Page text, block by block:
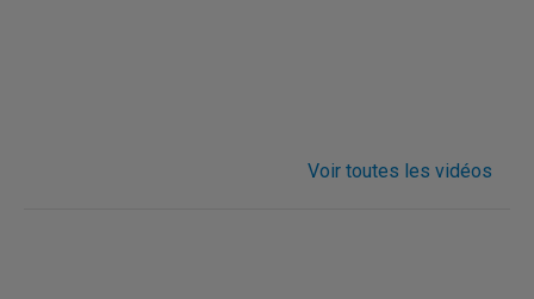
Voir toutes les vidéos